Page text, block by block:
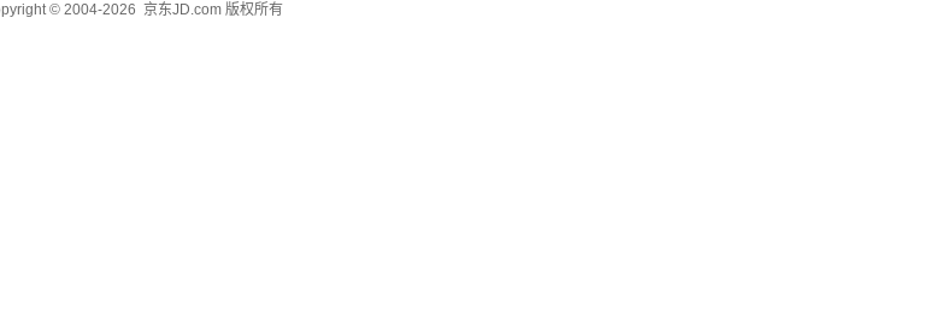
© 2004-2026 京东JD.com 版权所有